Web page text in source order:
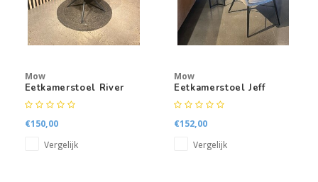
Salontafels
Tv-meubelen
Barkrukken
Eetkamerbanken
Mow
Eetkamerstoel River
€150,00
Vergelijk
Mow
Eetkamerstoel Jeff
€152,00
Vergelijk